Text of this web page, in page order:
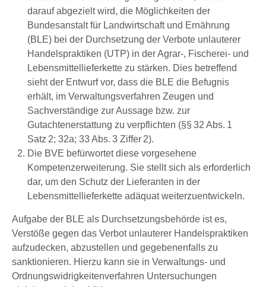
darauf abgezielt wird, die Möglichkeiten der
Bundesanstalt für Landwirtschaft und Ernährung
(BLE) bei der Durchsetzung der Verbote unlauterer
Handelspraktiken (UTP) in der Agrar-, Fischerei- und
Lebensmittellieferkette zu stärken. Dies betreffend
sieht der Entwurf vor, dass die BLE die Befugnis
erhält, im Verwaltungsverfahren Zeugen und
Sachverständige zur Aussage bzw. zur
Gutachtenerstattung zu verpflichten (§§ 32 Abs. 1
Satz 2; 32a; 33 Abs. 3 Ziffer 2).
Die BVE befürwortet diese vorgesehene
Kompetenzerweiterung. Sie stellt sich als erforderlich
dar, um den Schutz der Lieferanten in der
Lebensmittellieferkette adäquat weiterzuentwickeln.
Aufgabe der BLE als Durchsetzungsbehörde ist es,
Verstöße gegen das Verbot unlauterer Handelspraktiken
aufzudecken, abzustellen und gegebenenfalls zu
sanktionieren. Hierzu kann sie in Verwaltungs- und
Ordnungswidrigkeitenverfahren Untersuchungen